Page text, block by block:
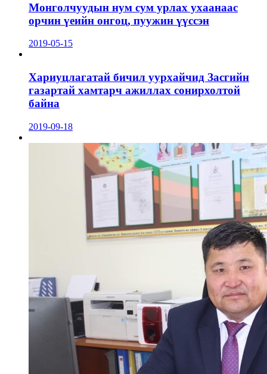
Монголчуудын нум сум урлах ухаанаас
орчин үеийн онгоц, пуужин үүссэн
2019-05-15
Хариуцлагатай бичил уурхайчид Засгийн
газартай хамтарч ажиллах сонирхолтой
байна
2019-09-18